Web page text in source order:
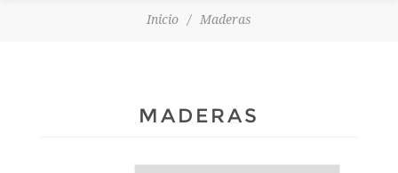
Inicio / Maderas
MADERAS